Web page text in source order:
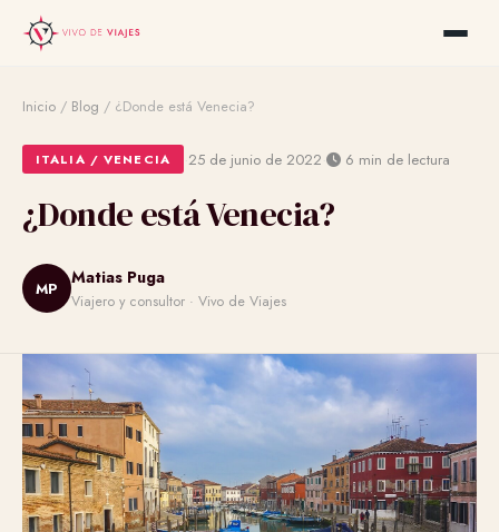
Inicio / Blog / ¿Donde está Venecia?
ITALIA / VENECIA 25 de junio de 2022 6 min de lectura
¿Donde está Venecia?
MP
Matias Puga
Viajero y consultor · Vivo de Viajes